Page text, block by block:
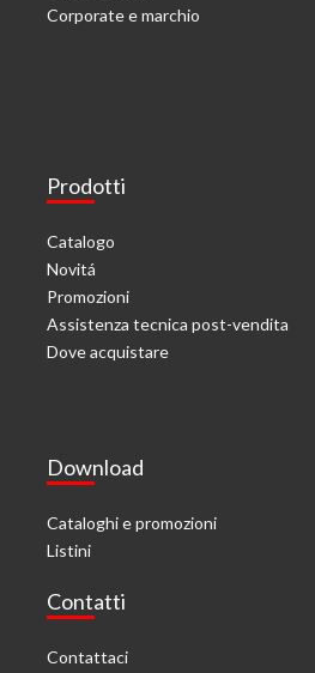
Corporate e marchio
Prodotti
Catalogo
Novitá
Promozioni
Assistenza tecnica post-vendita
Dove acquistare
Download
Cataloghi e promozioni
Listini
Contatti
Contattaci